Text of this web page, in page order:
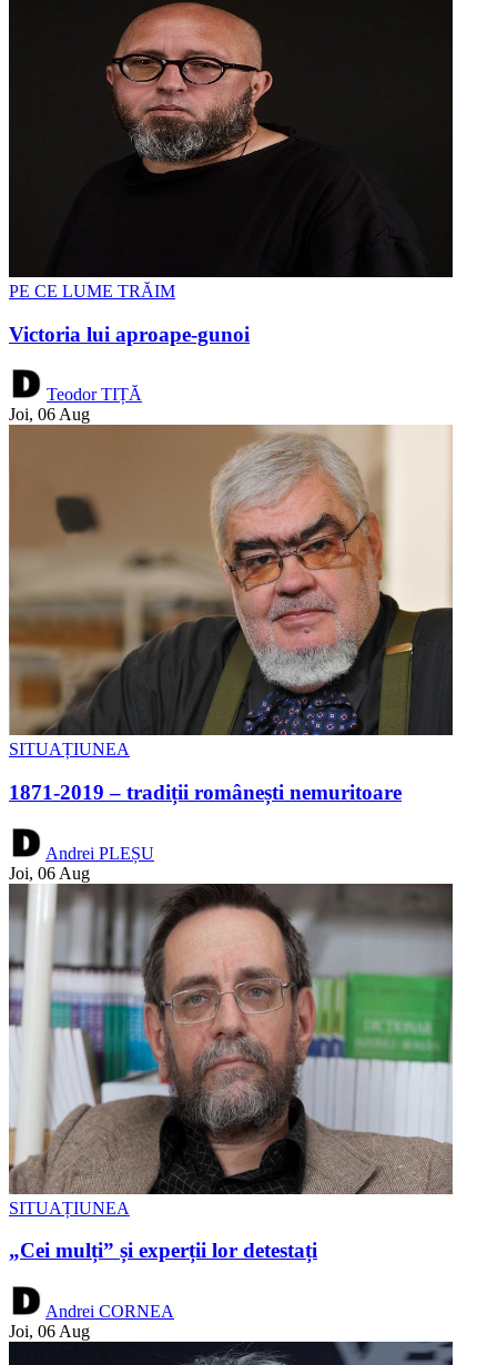
PE CE LUME TRĂIM
Victoria lui aproape-gunoi
Teodor TIȚĂ
Joi, 06 Aug
SITUAȚIUNEA
1871-2019 – tradiții românești nemuritoare
Andrei PLEȘU
Joi, 06 Aug
SITUAȚIUNEA
„Cei mulți” și experții lor detestați
Andrei CORNEA
Joi, 06 Aug